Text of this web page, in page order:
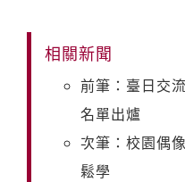
相關新聞
前筆：臺日交
名單出爐
次筆：校園偶
鬆學